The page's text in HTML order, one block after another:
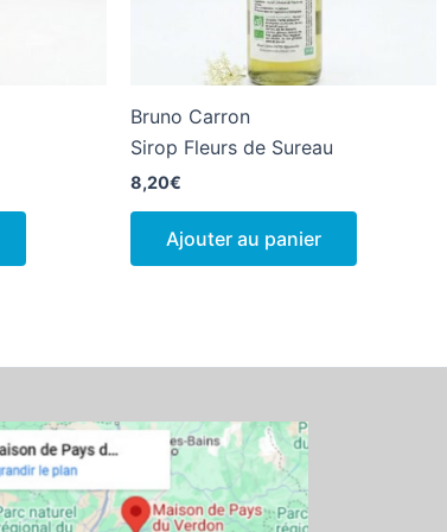
Bruno Carron
Sirop Fleurs de Sureau
8,20€
Ajouter au panier